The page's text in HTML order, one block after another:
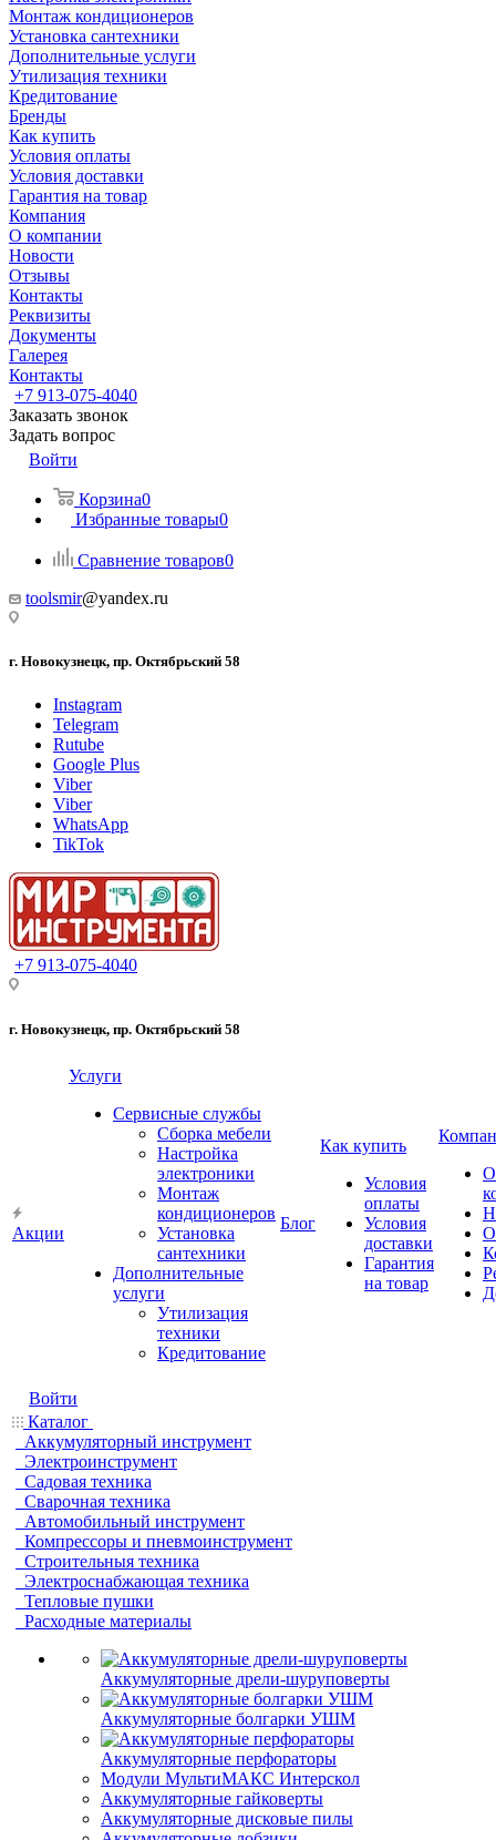
Монтаж кондиционеров
Установка сантехники
Дополнительные услуги
Утилизация техники
Кредитование
Бренды
Как купить
Условия оплаты
Условия доставки
Гарантия на товар
Компания
О компании
Новости
Отзывы
Контакты
Реквизиты
Документы
Галерея
Контакты
+7 913-075-4040
Заказать звонок
Задать вопрос
Войти
Корзина0
Избранные товары0
Сравнение товаров0
toolsmir@yandex.ru
г. Новокузнецк, пр. Октябрьский 58
Instagram
Telegram
Rutube
Google Plus
Viber
Viber
WhatsApp
TikTok
+7 913-075-4040
г. Новокузнецк, пр. Октябрьский 58
Акции
Услуги
Сервисные службы
Сборка мебели
Настройка
электроники
Монтаж
кондиционеров
Установка
сантехники
Дополнительные
услуги
Утилизация
техники
Кредитование
Блог
Как купить
Условия
оплаты
Условия
доставки
Гарантия
на товар
О
Войти
Каталог
Аккумуляторный инструмент
Электроинструмент
Садовая техника
Сварочная техника
Автомобильный инструмент
Компрессоры и пневмоинструмент
Строительныя техника
Электроснабжающая техника
Тепловые пушки
Расходные материалы
Аккумуляторные дрели-шуруповерты
Аккумуляторные болгарки УШМ
Аккумуляторные перфораторы
Модули МультиМАКС Интерскол
Аккумуляторные гайковерты
Аккумуляторные дисковые пилы